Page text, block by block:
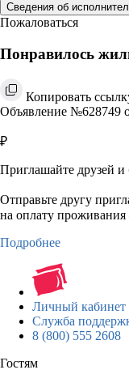
Сведения об
Пожаловаться
Понравилось
Копировать
Объявление №628749
₽
Приглашайте друзей и
Отправьте другу
на оплату
Подробнее
Личный кабинет
Служба
8 (800) 555 2608
Гостям